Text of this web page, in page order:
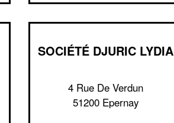
SOCIÉTÉ DJURIC LYDIA
4 Rue De Verdun
51200 Epernay